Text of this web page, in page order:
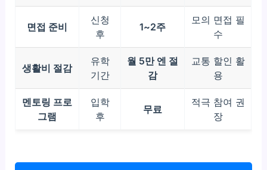
면접 준비
신청
후
1~2주
모의 면접 필
수
생활비 절감
유학
기간
월 5만 엔 절
감
교통 할인 활
용
멘토링 프로
그램
입학
후
무료
적극 참여 권
장